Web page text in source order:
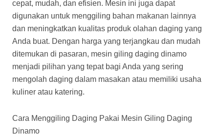
cepat, mudah, dan efisien. Mesin ini juga dapat
digunakan untuk menggiling bahan makanan lainnya
dan meningkatkan kualitas produk olahan daging yang
Anda buat. Dengan harga yang terjangkau dan mudah
ditemukan di pasaran, mesin giling daging dinamo
menjadi pilihan yang tepat bagi Anda yang sering
mengolah daging dalam masakan atau memiliki usaha
kuliner atau katering.
Cara Menggiling Daging Pakai Mesin Giling Daging
Dinamo